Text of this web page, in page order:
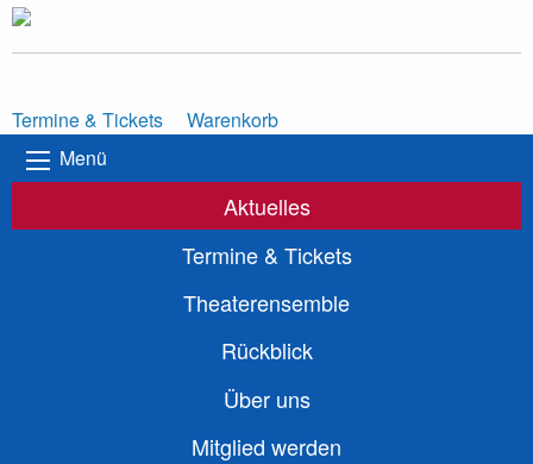
Termine & Tickets
Warenkorb
Menü
Aktuelles
Termine & Tickets
Theaterensemble
Rückblick
Über uns
Mitglied werden